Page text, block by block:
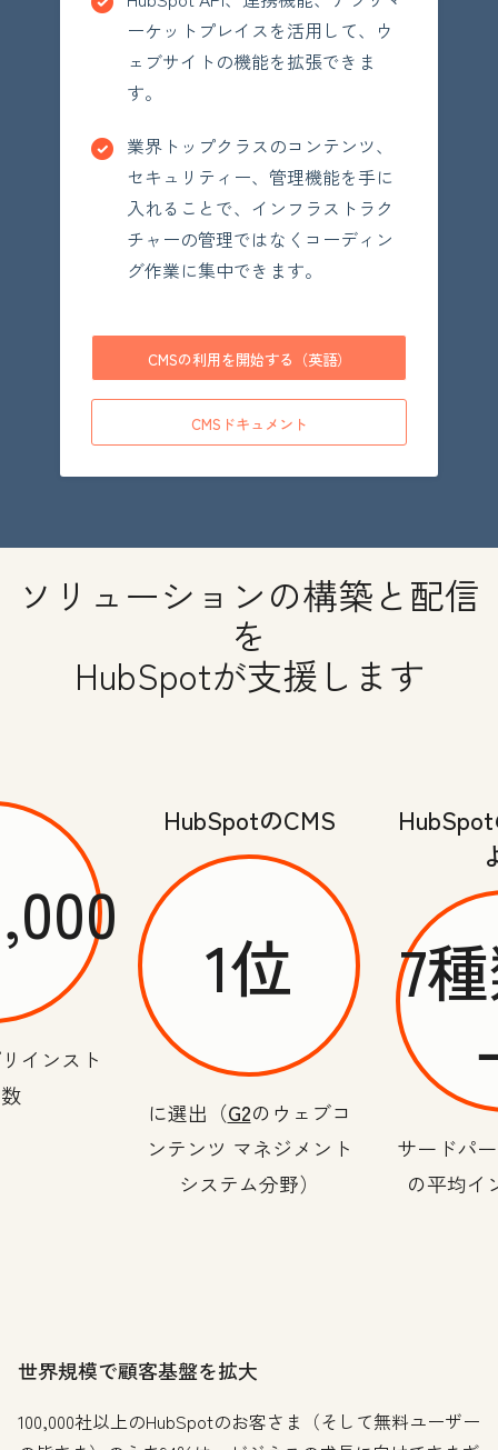
ーケットプレイスを活用して、ウ
ェブサイトの機能を拡張できま
す。
業界トップクラスのコンテンツ、
セキュリティー、管理機能を手に
入れることで、インフラストラク
チャーの管理ではなくコーディン
グ作業に集中できます。
CMSの利用を開始する（英語）
CMSドキュメント
ソリューションの構築と配信
を
HubSpotが支援します
インスト
HubSpotのCMS
1位
に選出（G2のウェブコ
ンテンツ マネジメント
システム分野）
7
サードパ
の平均イ
世界規模で顧客基盤を拡大
100,000社以上のHubSpotのお客さま（そして無料ユーザー